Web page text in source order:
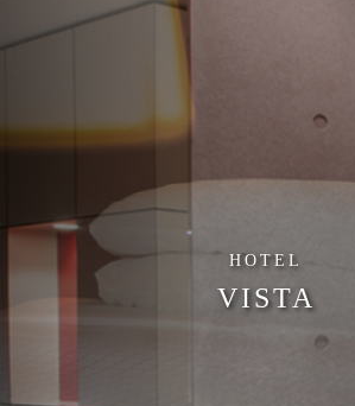
HOTEL
VISTA